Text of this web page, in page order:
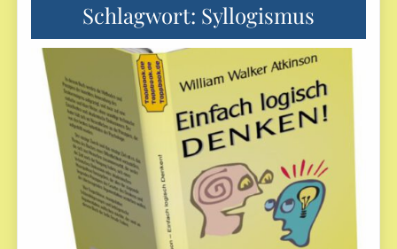
Schlagwort: Syllogismus